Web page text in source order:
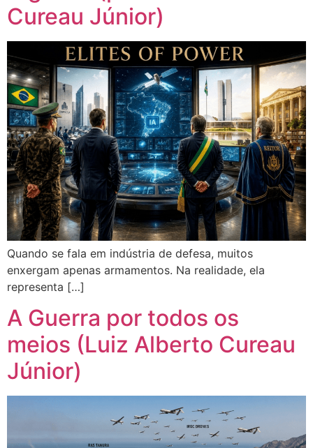
Cureau Júnior)
Quando se fala em indústria de defesa, muitos
enxergam apenas armamentos. Na realidade, ela
representa […]
A Guerra por todos os
meios (Luiz Alberto Cureau
Júnior)